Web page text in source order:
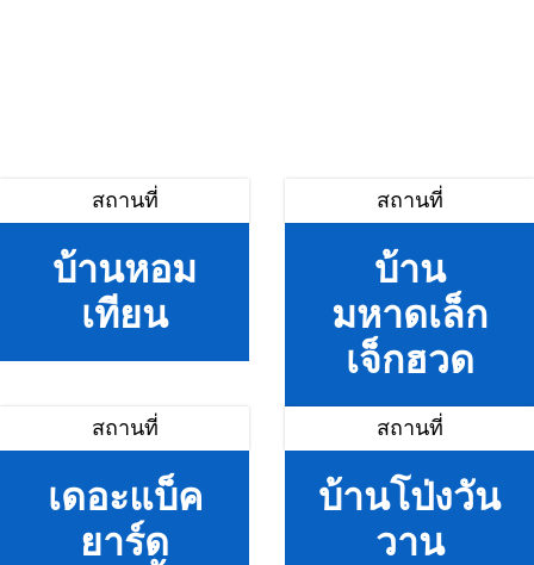
สถานที่
บ้านหอม
เทียน
สถานที่
บ้าน
มหาดเล็ก
เจ็กฮวด
สถานที่
เดอะแบ็ค
ยาร์ด
สถานที่
บ้านโป่งวัน
วาน